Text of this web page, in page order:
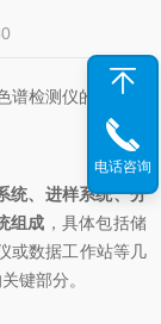
检测仪的结构及
统、进样系统、分
组成 ，具体包括储
或数据工作站等几
键部分。
电话咨询